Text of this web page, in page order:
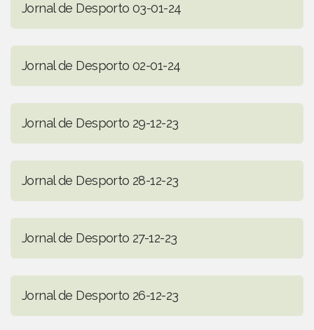
Jornal de Desporto 03-01-24
Jornal de Desporto 02-01-24
Jornal de Desporto 29-12-23
Jornal de Desporto 28-12-23
Jornal de Desporto 27-12-23
Jornal de Desporto 26-12-23